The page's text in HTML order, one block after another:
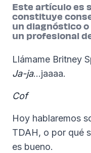
Este artículo es
constituye
un diagnóstico
un profesional
Llámame Britney
Ja-ja...jaaaa.
Cof
Hoy hablaremos
TDAH, o por qué
es bueno.